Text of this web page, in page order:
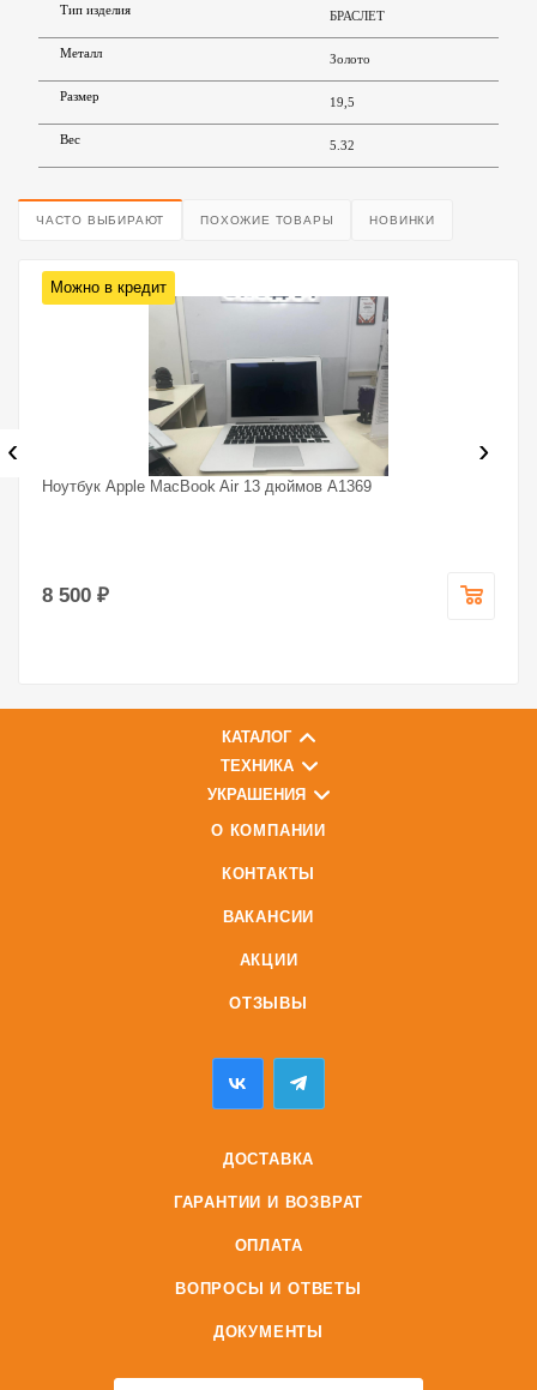
Тип изделия БРАСЛЕТ
Металл Золото
Размер 19,5
Вес 5.32
ЧАСТО ВЫБИРАЮТ ПОХОЖИЕ ТОВАРЫ НОВИНКИ
Можно в кредит
Ноутбук Apple MacBook Air 13 дюймов A1369
8 500 ₽
‹ ›
КАТАЛОГ
ТЕХНИКА
УКРАШЕНИЯ
О КОМПАНИИ
КОНТАКТЫ
ВАКАНСИИ
АКЦИИ
ОТЗЫВЫ
ДОСТАВКА
ГАРАНТИИ И ВОЗВРАТ
ОПЛАТА
ВОПРОСЫ И ОТВЕТЫ
ДОКУМЕНТЫ